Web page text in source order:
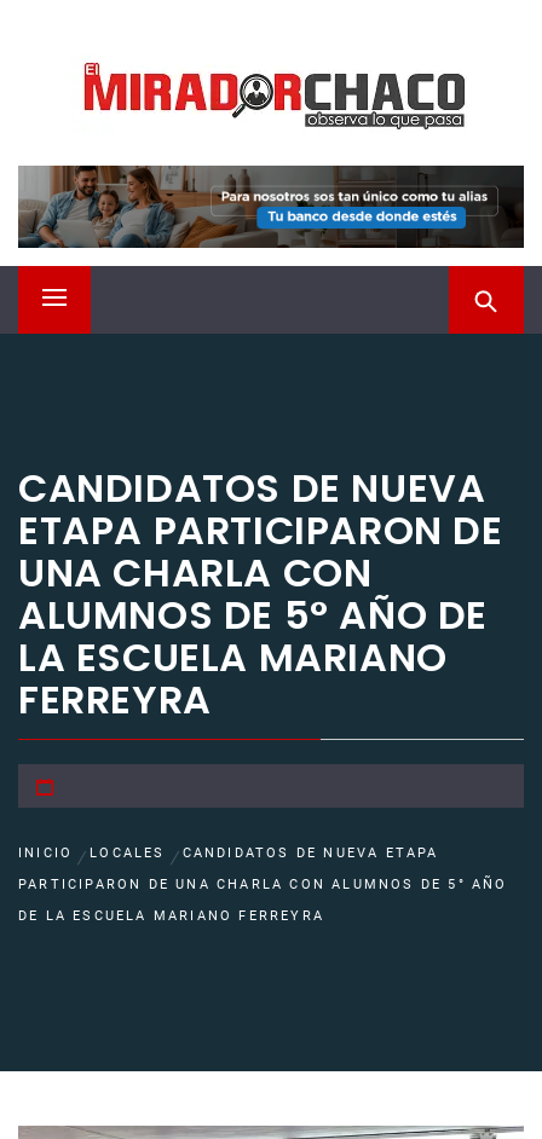
contenido
EL MIRADOR CHACO
Observá lo que pasa
Menú
CANDIDATOS DE NUEVA
ETAPA PARTICIPARON DE
UNA CHARLA CON
ALUMNOS DE 5° AÑO DE
LA ESCUELA MARIANO
FERREYRA
INICIO LOCALES
CANDIDATOS DE NUEVA ETAPA
PARTICIPARON DE UNA CHARLA CON ALUMNOS DE 5° AÑO
DE LA ESCUELA MARIANO FERREYRA